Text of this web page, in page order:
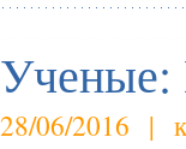
Ученые:
28/06/2016 |